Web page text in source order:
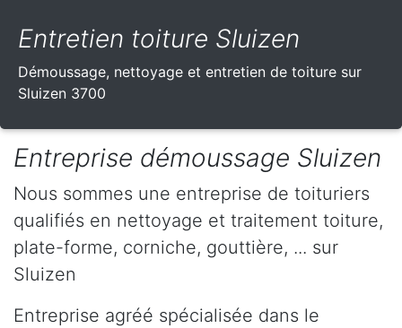
Entretien toiture Sluizen
Démoussage, nettoyage et entretien de toiture sur
Sluizen 3700
Entreprise démoussage Sluizen
Nous sommes une entreprise de toituriers
qualifiés en nettoyage et traitement toiture,
plate-forme, corniche, gouttière, ... sur
Sluizen
Entreprise agréé spécialisée dans le